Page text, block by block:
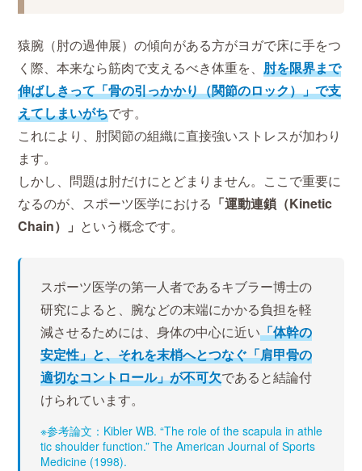
猿腕（肘の過伸展）の傾向がある方がヨガで床に手をつ
く際、本来なら筋肉で支えるべき体重を、 肘を限界まで
伸ばしきって「骨の引っかかり（関節のロック）」で支
えてしまいがちです。
これにより、肘関節の組織に直接強いストレスが加わり
ます。
しかし、問題は肘だけにとどまりません。ここで重要に
なるのが、スポーツ医学における 「運動連鎖（Kinetic
Chain）」 という概念です。
スポーツ医学の第一人者であるキブラー博士の
研究によると、腕などの末端にかかる負担を軽
減させるためには、身体の中心に近い「体幹の
安定性」と、それを末梢へとつなぐ「肩甲骨の
適切なコントロール」が不可欠であると結論付
けられています。
※参考論文：Kibler WB. “The role of the scapula in athle
tic shoulder function.” The American Journal of Sports
Medicine (1998).